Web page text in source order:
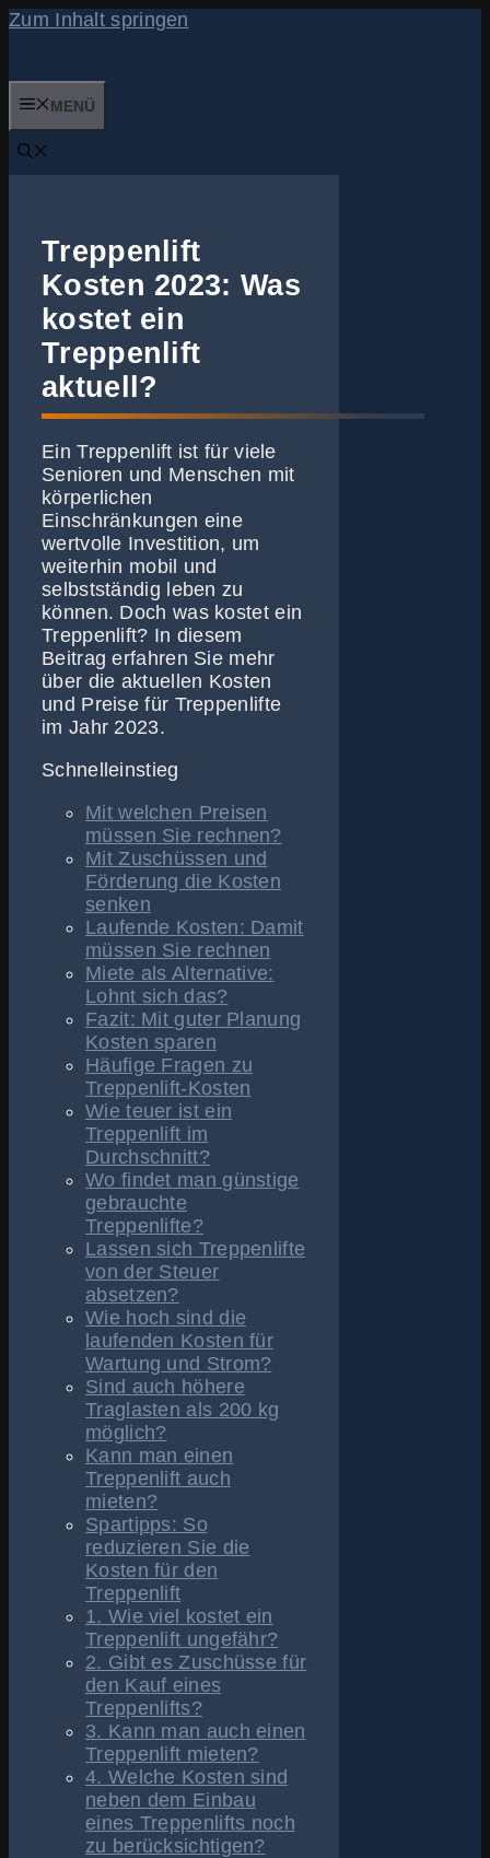
Zum Inhalt springen
MENÜ
Treppenlift
Kosten 2023: Was
kostet ein
Treppenlift
aktuell?
Ein Treppenlift ist für viele
Senioren und Menschen mit
körperlichen
Einschränkungen eine
wertvolle Investition, um
weiterhin mobil und
selbstständig leben zu
können. Doch was kostet ein
Treppenlift? In diesem
Beitrag erfahren Sie mehr
über die aktuellen Kosten
und Preise für Treppenlifte
im Jahr 2023.
Schnelleinstieg
Mit welchen Preisen
müssen Sie rechnen?
Mit Zuschüssen und
Förderung die Kosten
senken
Laufende Kosten: Damit
müssen Sie rechnen
Miete als Alternative:
Lohnt sich das?
Fazit: Mit guter Planung
Kosten sparen
Häufige Fragen zu
Treppenlift-Kosten
Wie teuer ist ein
Treppenlift im
Durchschnitt?
Wo findet man günstige
gebrauchte
Treppenlifte?
Lassen sich Treppenlifte
von der Steuer
absetzen?
Wie hoch sind die
laufenden Kosten für
Wartung und Strom?
Sind auch höhere
Traglasten als 200 kg
möglich?
Kann man einen
Treppenlift auch
mieten?
Spartipps: So
reduzieren Sie die
Kosten für den
Treppenlift
1. Wie viel kostet ein
Treppenlift ungefähr?
2. Gibt es Zuschüsse für
den Kauf eines
Treppenlifts?
3. Kann man auch einen
Treppenlift mieten?
4. Welche Kosten sind
neben dem Einbau
eines Treppenlifts noch
zu berücksichtigen?